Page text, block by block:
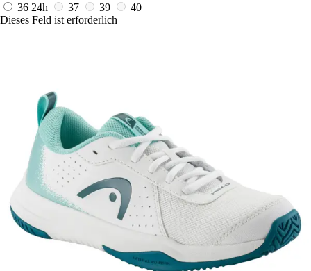
36 24h 37 39
40
Dieses Feld ist erforderlich